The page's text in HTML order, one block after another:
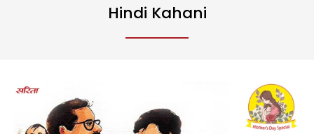
Hindi Kahani